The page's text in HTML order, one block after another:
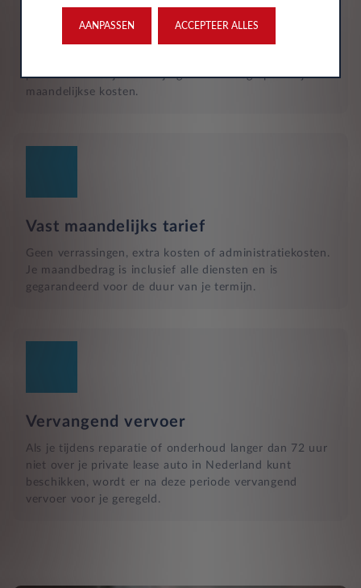
Naast het reguliere onderhoud, zijn kleine reparaties aan
glas of vervangende banden ook inbegrepen in je
problemen met je auto zijn gewoon inbegrepen in je
maandelijkse kosten.
Vast maandelijks tarief
Geen verrassingen, extra kosten of administratiekosten.
Je maandbedrag is inclusief alle diensten en is
gegarandeerd voor de duur van je termijn.
Vervangend vervoer
Als je tijdens reparatie of onderhoud langer dan 72 uur
niet over je private lease auto in Nederland kunt
beschikken, wordt er na deze periode vervangend
vervoer voor je geregeld.
AANPASSEN ACCEPTEER ALLES